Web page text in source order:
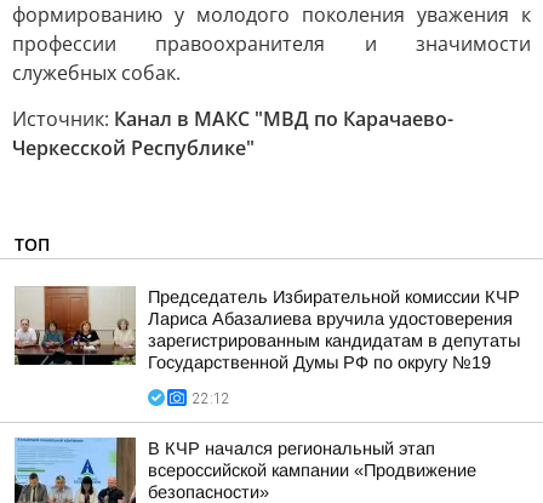
формированию у молодого поколения уважения к
профессии правоохранителя и значимости
служебных собак.
Источник: Канал в МАКС "МВД по Карачаево-
Черкесской Республике"
ТОП
Председатель Избирательной комиссии КЧР
Лариса Абазалиева вручила удостоверения
зарегистрированным кандидатам в депутаты
Государственной Думы РФ по округу №19
22:12
В КЧР начался региональный этап
всероссийской кампании «Продвижение
безопасности»